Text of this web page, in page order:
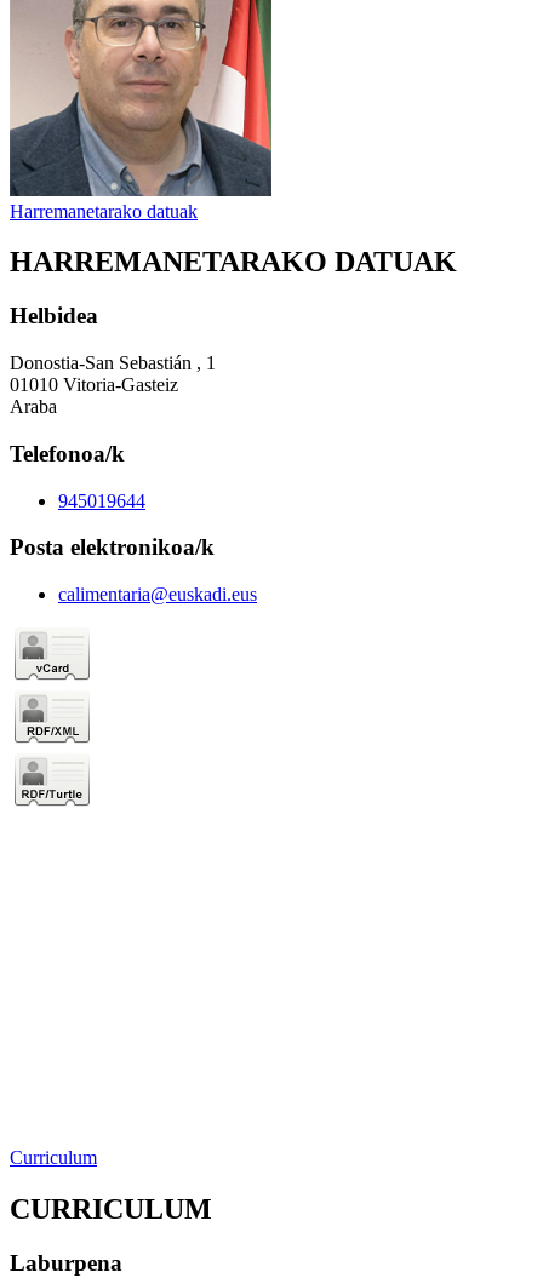
Harremanetarako datuak
HARREMANETARAKO DATUAK
Helbidea
Donostia-San Sebastián , 1
01010 Vitoria-Gasteiz
Araba
Telefonoa/k
945019644
Posta elektronikoa/k
calimentaria@euskadi.eus
Curriculum
CURRICULUM
Laburpena